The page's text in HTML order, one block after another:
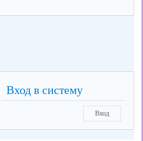
Вход в систему
Вход